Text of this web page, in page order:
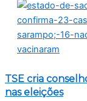
TSE cria
nas eleições